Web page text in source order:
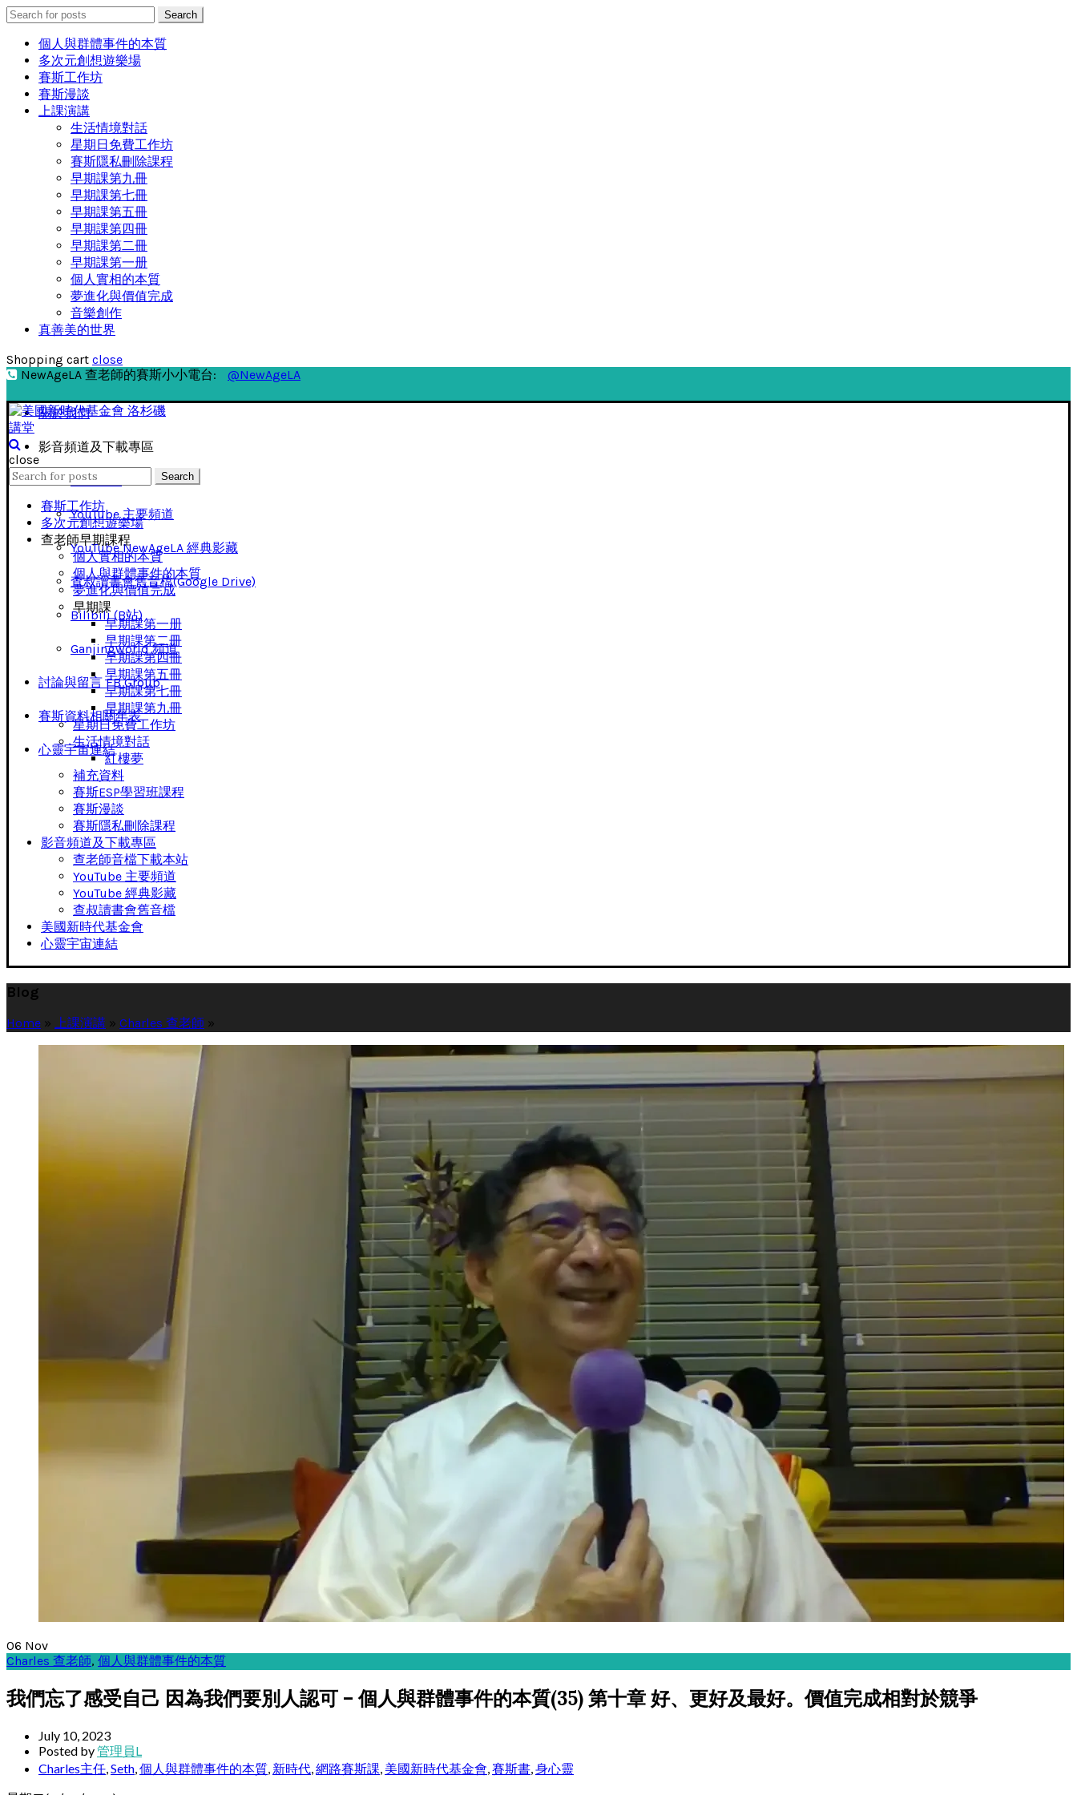
Search
for:
Search
個人與群體事件的本質
多次元創想遊樂場
賽斯工作坊
賽斯漫談
上課演講
生活情境對話
星期日免費工作坊
賽斯隱私刪除課程
早期課第九冊
早期課第七冊
早期課第五冊
早期課第四冊
早期課第二冊
早期課第一册
個人實相的本質
夢進化與價值完成
音樂創作
真善美的世界
Shopping cart close
NewAgeLA 查老師的賽斯小小電台:
@NewAgeLA
關於我們
影音頻道及下載專區
影音下載
YouTube 主要頻道
YouTube NewAgeLA 經典影藏
查叔讀書會舊音檔(Google Drive)
Bilibili (B站)
Ganjingworld 頻道
討論與留言 FB Group
賽斯資料相關年表
心靈宇宙連結
close
Search
for:
Search
賽斯工作坊
多次元創想遊樂場
查老師早期課程
個人實相的本質
個人與群體事件的本質
夢進化與價值完成
早期課
早期課第一册
早期課第二冊
早期課第四冊
早期課第五冊
早期課第七冊
早期課第九冊
星期日免費工作坊
生活情境對話
紅樓夢
補充資料
賽斯ESP學習班課程
賽斯漫談
賽斯隱私刪除課程
影音頻道及下載專區
查老師音檔下載本站
YouTube 主要頻道
YouTube 經典影藏
查叔讀書會舊音檔
美國新時代基金會
心靈宇宙連結
Blog
Home » 上課演講 » Charles 查老師 »
06 Nov
Charles 查老師, 個人與群體事件的本質
我們忘了感受自己 因為我們要別人認可 – 個人與群體事件的本質(35) 第十章 好、更好及最好。價值完成相對於競爭
July 10, 2023
Posted by管理員L
Charles主任,Seth,個人與群體事件的本質, 新時代,網路賽斯課, 美國新時代基金會,賽斯書,身心靈